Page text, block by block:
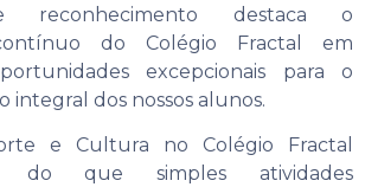
reconhecimento destaca o
do Colégio Fractal em
excepcionais para o
integral dos nossos alunos.
e Cultura no Colégio Fractal
do que simples atividades